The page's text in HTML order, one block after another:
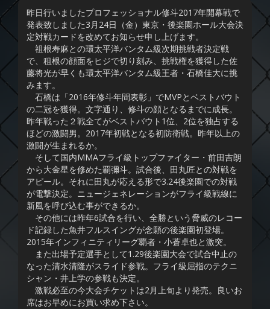
昨日行いましたプロフェッショナル修斗2017年開幕戦で
発表致しました3月24日（金）東京・後楽園ホール大会決
定対戦カードを改めてお知らせ申し上げます。
祖根寿麻との環太平洋バンタム級次期挑戦者決定戦
で、租根の顔面をヒジで切り刻み、挑戦権を獲得した佐
藤将光が早くも環太平洋バンタム級王者・石橋佳大に挑
みます。
石橋は「2016年修斗年間表彰」でMVPとベストバウト
の二冠を獲得。文字通り、修斗の顔となるまでに成長。
昨年戦った２戦全てがベストバウト1位、2位を独占する
ほどの激闘男。2017年初戦となる初防衛戦。昨年以上の
激闘が生まれるか。
そして国内MMAフライ級トップファイター・前田吉朗
から大金星を修めた覇彌斗。試合後、田丸匠との対戦を
アピール。それに田丸が応える形で3.24後楽園での対戦
が電撃決定。ニュージェネレーションがフライ級戦線に
新風を呼び込む事ができるか。
その他には昨年6試合を行い、全勝という脅威のレコー
ド記録した魚井フルスイングが念願の後楽園初登場。
2015年インフィニティリーグ覇者・小蒼卓也と激突。
また出場予定選手として1.29後楽園大会で試合中止の
なった清水清隆がスライド参戦。フライ級屈指のテクニ
シャン・井上学の参戦も決定。
激戦必至の今大会チケットは2月上旬より発売。良いお
席はお早めにお買い求め下さい。